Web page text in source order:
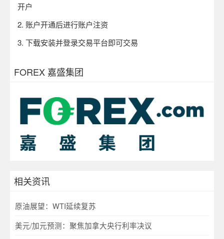
开户
2. 账户开通后进行账户注资
3. 下载安装并登录交易平台即可交易
FOREX 嘉盛集团
相关资讯
原油展望：WTI延续复苏
美元/加元预测：聚焦加拿大央行利率决议